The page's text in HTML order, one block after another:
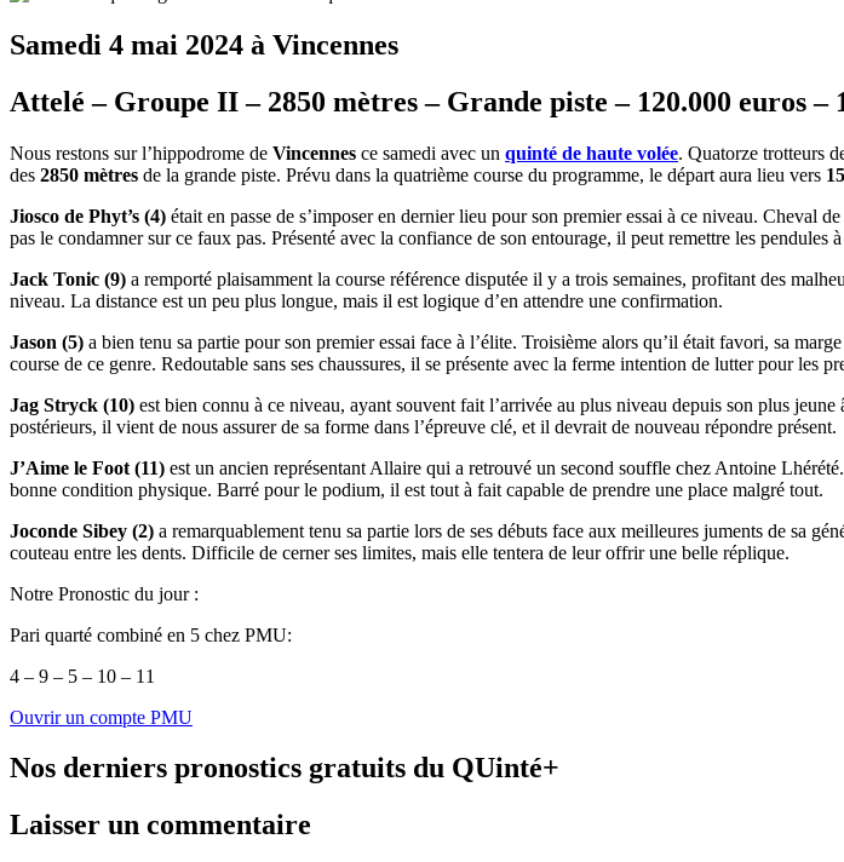
Samedi 4 mai 2024 à Vincennes
Attelé – Groupe II – 2850 mètres – Grande piste – 120.000 euros –
Nous restons sur l’hippodrome de Vincennes ce samedi avec un quinté de haute volée. Quatorze trotteurs
des 2850 mètres de la grande piste. Prévu dans la quatrième course du programme, le départ aura lieu vers
Jiosco de Phyt’s (4) était en passe de s’imposer en dernier lieu pour son premier essai à ce niveau. Cheval
pas le condamner sur ce faux pas. Présenté avec la confiance de son entourage, il peut remettre les pendules à
Jack Tonic (9) a remporté plaisamment la course référence disputée il y a trois semaines, profitant des
niveau. La distance est un peu plus longue, mais il est logique d’en attendre une confirmation.
Jason (5) a bien tenu sa partie pour son premier essai face à l’élite. Troisième alors qu’il était favori, sa
course de ce genre. Redoutable sans ses chaussures, il se présente avec la ferme intention de lutter pour les
Jag Stryck (10) est bien connu à ce niveau, ayant souvent fait l’arrivée au plus niveau depuis son plus
postérieurs, il vient de nous assurer de sa forme dans l’épreuve clé, et il devrait de nouveau répondre présent.
J’Aime le Foot (11) est un ancien représentant Allaire qui a retrouvé un second souffle chez Antoine
bonne condition physique. Barré pour le podium, il est tout à fait capable de prendre une place malgré tout.
Joconde Sibey (2) a remarquablement tenu sa partie lors de ses débuts face aux meilleures juments de sa
couteau entre les dents. Difficile de cerner ses limites, mais elle tentera de leur offrir une belle réplique.
Notre Pronostic du jour :
Pari quarté combiné en 5 chez PMU:
4 – 9 – 5 – 10 – 11
Ouvrir un compte PMU
Nos derniers pronostics gratuits du QUinté+
Laisser un commentaire